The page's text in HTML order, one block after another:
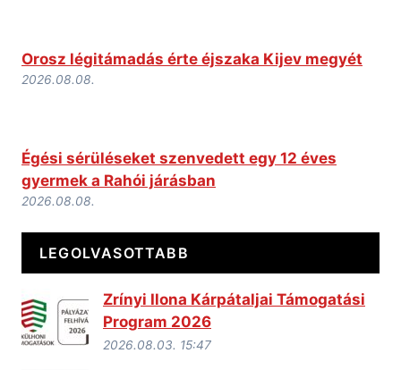
Orosz légitámadás érte éjszaka Kijev megyét
2026.08.08.
Égési sérüléseket szenvedett egy 12 éves
gyermek a Rahói járásban
2026.08.08.
LEGOLVASOTTABB
Zrínyi Ilona Kárpátaljai Támogatási
Program 2026
2026.08.03. 15:47